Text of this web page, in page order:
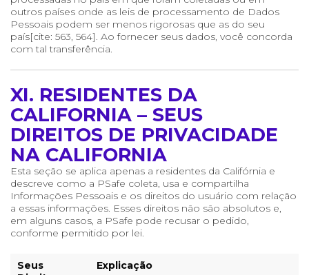
outros países onde as leis de processamento de Dados
Pessoais podem ser menos rigorosas que as do seu
país[cite: 563, 564]. Ao fornecer seus dados, você concorda
com tal transferência.
XI. RESIDENTES DA
CALIFORNIA – SEUS
DIREITOS DE PRIVACIDADE
NA CALIFORNIA
Esta seção se aplica apenas a residentes da Califórnia e
descreve como a PSafe coleta, usa e compartilha
Informações Pessoais e os direitos do usuário com relação
a essas informações. Esses direitos não são absolutos e,
em alguns casos, a PSafe pode recusar o pedido,
conforme permitido por lei.
Seus
Explicação